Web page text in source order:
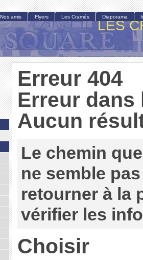
LES
Erreur 404
Erreur dans
Aucun
Le chemin
ne semble
retourner à la
vérifier les
Choisir
Nos amis Flyers Les Cramés Diaporama